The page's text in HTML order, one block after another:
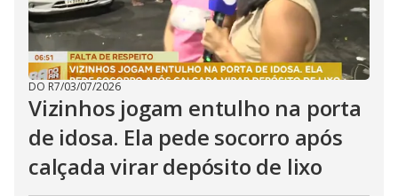
o
DO R7/03/07/2026
Vizinhos jogam entulho na porta
de idosa. Ela pede socorro após
calçada virar depósito de lixo